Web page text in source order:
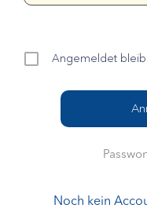
Angemeldet
Noch kein